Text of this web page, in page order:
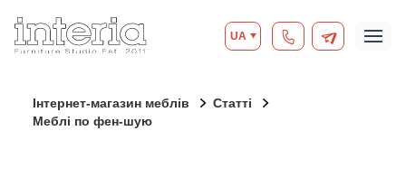
UA
Інтернет-магазин меблів
Статті
Меблі по фен-шую